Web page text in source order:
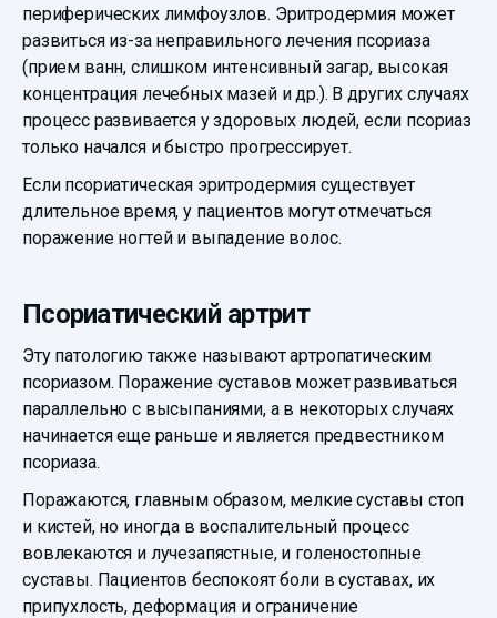
периферических лимфоузлов. Эритродермия может
развиться из-за неправильного лечения псориаза
(прием ванн, слишком интенсивный загар, высокая
концентрация лечебных мазей и др.). В других случаях
процесс развивается у здоровых людей, если псориаз
только начался и быстро прогрессирует.
Если псориатическая эритродермия существует
длительное время, у пациентов могут отмечаться
поражение ногтей и выпадение волос.
Псориатический артрит
Эту патологию также называют артропатическим
псориазом. Поражение суставов может развиваться
параллельно с высыпаниями, а в некоторых случаях
начинается еще раньше и является предвестником
псориаза.
Поражаются, главным образом, мелкие суставы стоп
и кистей, но иногда в воспалительный процесс
вовлекаются и лучезапястные, и голеностопные
суставы. Пациентов беспокоят боли в суставах, их
припухлость, деформация и ограничение